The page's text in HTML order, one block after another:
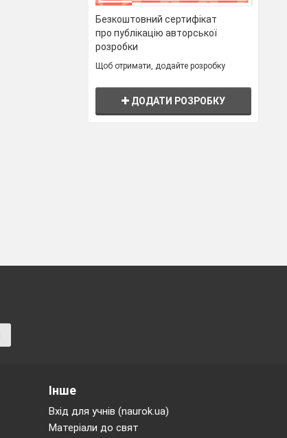
Безкоштовний сертифікат
про публікацію авторської
розробки
Щоб отримати, додайте розробку
ДОДАТИ РОЗРОБКУ
Інше
Вхід для учнів (naurok.ua)
Матеріали до свят